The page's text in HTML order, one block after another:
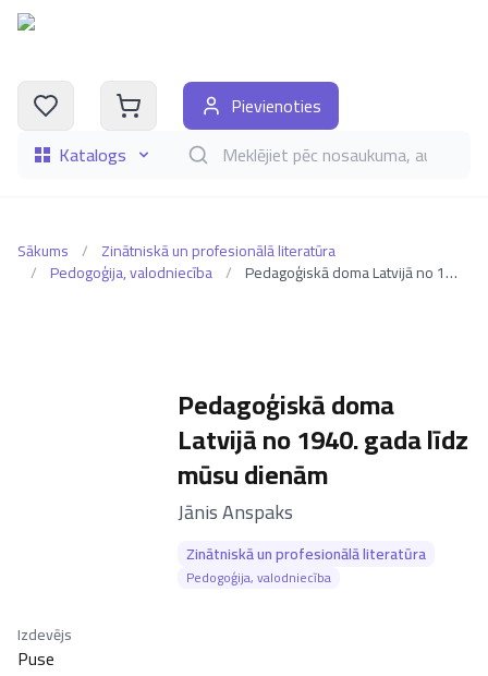
Katalogs Meklēt grāmatas pēc nosaukuma, autora,
Pievienoties
Sākums / Zinātniskā un profesionālā literatūra
/ Pedogoģija, valodniecība / Pedagoģiskā doma Latvijā no 1940. gada līdz mūsu dienām
Pedagoģiskā doma
Latvijā no 1940. gada līdz
mūsu dienām
–
Jānis Anspaks
Zinātniskā un profesionālā literatūra
Pedogoģija, valodniecība
Izdevējs
Puse